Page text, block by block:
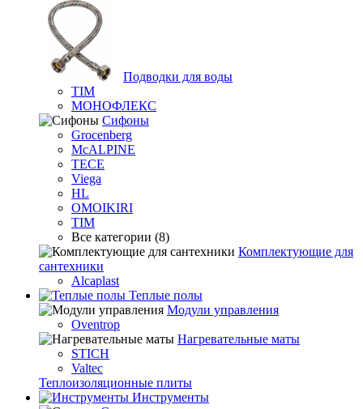
Подводки для воды
TIM
МОНОФЛЕКС
Сифоны
Grocenberg
McALPINE
TECE
Viega
HL
OMOIKIRI
TIM
Все категории (8)
Комплектующие для
сантехники
Alcaplast
Теплые полы
Модули управления
Oventrop
Нагревательные маты
STICH
Valtec
Теплоизоляционные плиты
Инструменты